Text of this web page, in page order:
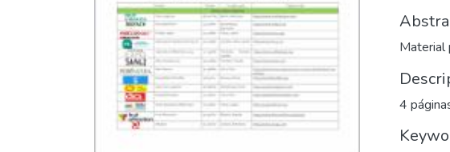
Material
4